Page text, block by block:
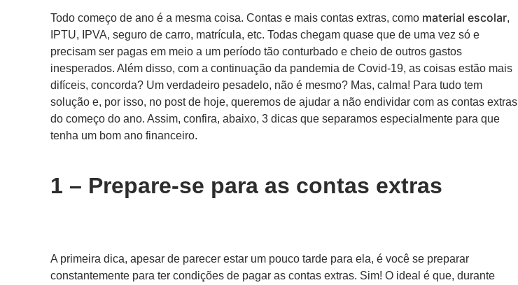
Todo começo de ano é a mesma coisa. Contas e mais contas extras, como material escolar,
IPTU, IPVA, seguro de carro, matrícula, etc. Todas chegam quase que de uma vez só e
precisam ser pagas em meio a um período tão conturbado e cheio de outros gastos
inesperados. Além disso, com a continuação da pandemia de Covid-19, as coisas estão mais
difíceis, concorda? Um verdadeiro pesadelo, não é mesmo? Mas, calma! Para tudo tem
solução e, por isso, no post de hoje, queremos de ajudar a não endividar com as contas extras
do começo do ano. Assim, confira, abaixo, 3 dicas que separamos especialmente para que
tenha um bom ano financeiro.
1 – Prepare-se para as contas extras
A primeira dica, apesar de parecer estar um pouco tarde para ela, é você se preparar
constantemente para ter condições de pagar as contas extras. Sim! O ideal é que, durante